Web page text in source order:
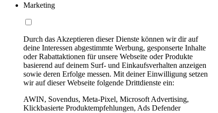
Marketing
Durch das Akzeptieren dieser Dienste können wir dir auf
deine Interessen abgestimmte Werbung, gesponserte Inhalte
oder Rabattaktionen für unsere Webseite oder Produkte
basierend auf deinem Surf- und Einkaufsverhalten anzeigen
sowie deren Erfolge messen. Mit deiner Einwilligung setzen
wir auf dieser Webseite folgende Drittdienste ein:
AWIN, Sovendus, Meta-Pixel, Microsoft Advertising,
Klickbasierte Produktempfehlungen, Ads Defender